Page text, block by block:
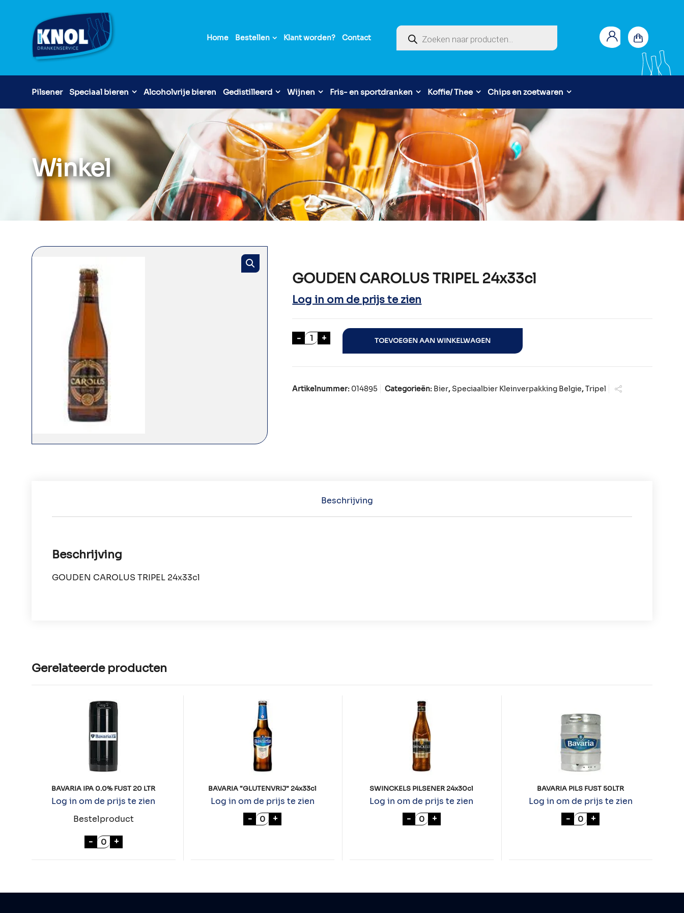
Home Bestellen Klant worden? Contact
Producten zoeken
Pilsener Speciaal bieren Alcoholvrije bieren Gedistilleerd Wijnen Fris- en sportdranken Koffie/ Thee Chips en zoetwaren
Winkel
GOUDEN CAROLUS TRIPEL 24x33cl
Log in om de prijs te zien
- GOUDEN CAROLUS TRIPEL 24x33cl aantal
+ TOEVOEGEN AAN WINKELWAGEN
Artikelnummer: 014895 Categorieën: Bier, Speciaalbier Kleinverpakking Belgie,Tripel
Beschrijving
Beschrijving
GOUDEN CAROLUS TRIPEL 24x33cl
Gerelateerde producten
BAVARIA IPA 0.0% FUST 20 LTR
Log in om de prijs te zien
Bestelproduct
- BAVARIA IPA 0.0% FUST 20 LTR aantal
+
BAVARIA “GLUTENVRIJ” 24x33cl
Log in om de prijs te zien
- BAVARIA "GLUTENVRIJ" 24x33cl aantal
+
SWINCKELS PILSENER 24x30cl
Log in om de prijs te zien
- SWINCKELS PILSENER 24x30cl aantal
+
BAVARIA PILS FUST 50LTR
Log in om de prijs te zien
- BAVARIA PILS FUST
+